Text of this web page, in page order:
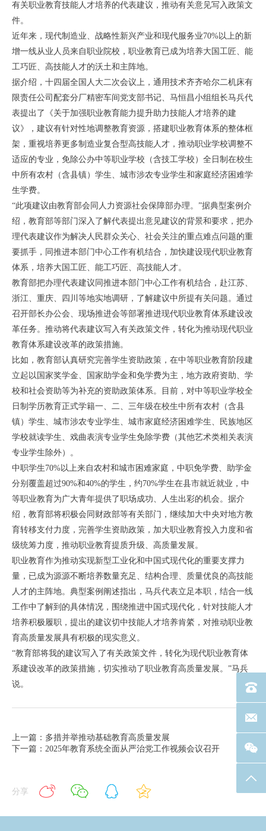
有关职业教育技能人才培养的代表建议，推动有关意见写入政策文
件。
近年来，现代制造业、战略性新兴产业和现代服务业70%以上的新
增一线从业人员来自职业院校，职业教育已成为培养大国工匠、能
工巧匠、高技能人才的沃土和主阵地。
据介绍，十四届全国人大二次会议上，通用技术齐齐哈尔二机床有
限责任公司配套分厂精密车间党支部书记、马恒昌小组组长马兵代
表提出了《关于加强职业教育能力提升助力技能人才培养的建
议》，建议有针对性地调整教育资源，搭建职业教育体系的整体框
架，重视培养更多制造业复合型高技能人才，推动职业学校调整不
适应的专业，免除公办中等职业学校（含技工学校）全日制在校生
中所有农村（含县镇）学生、城市涉农专业学生和家庭经济困难学
生学费。
“此项建议由教育部会同人力资源社会保障部办理。”据典型案例介
绍，教育部等部门深入了解代表提出意见建议的背景和要求，把办
理代表建议作为解决人民群众关心、社会关注的重点难点问题的重
要抓手，同推进本部门中心工作有机结合，加快建设现代职业教育
体系，培养大国工匠、能工巧匠、高技能人才。
教育部把办理代表建议同推进本部门中心工作有机结合，赴江苏、
浙江、重庆、四川等地实地调研，了解建议中所提有关问题。通过
召开部长办公会、现场推进会等部署推进现代职业教育体系建设改
革任务。推动将代表建议写入有关政策文件，转化为推动现代职业
教育体系建设改革的政策措施。
比如，教育部认真研究完善学生资助政策，在中等职业教育阶段建
立起以国家奖学金、国家助学金和免学费为主，地方政府资助、学
校和社会资助等为补充的资助政策体系。目前，对中等职业学校全
日制学历教育正式学籍一、二、三年级在校生中所有农村（含县
镇）学生、城市涉农专业学生、城市家庭经济困难学生、民族地区
学校就读学生、戏曲表演专业学生免除学费（其他艺术类相关表演
专业学生除外）。
中职学生70%以上来自农村和城市困难家庭，中职免学费、助学金
分别覆盖超过90%和40%的学生，约70%学生在县市就近就业，中
等职业教育为广大青年提供了职场成功、人生出彩的机会。据介
绍，教育部将积极会同财政部等有关部门，继续加大中央对地方教
育转移支付力度，完善学生资助政策，加大职业教育投入力度和省
级统筹力度，推动职业教育提质升级、高质量发展。
职业教育作为推动实现新型工业化和中国式现代化的重要支撑力
量，已成为源源不断培养数量充足、结构合理、质量优良的高技能
人才的主阵地。典型案例阐述指出，马兵代表立足本职，结合一线
工作中了解到的具体情况，围绕推进中国式现代化，针对技能人才
培养积极履职，提出的建议切中技能人才培养肯綮，对推动职业教
育高质量发展具有积极的现实意义。
“教育部将我的建议写入了有关政策文件，转化为现代职业教育体
系建设改革的政策措施，切实推动了职业教育高质量发展。”马兵
说。
上一篇：多措并举推动基础教育高质量发展
下一篇：2025年教育系统全面从严治党工作视频会议召开
分享
电话
联系
返回